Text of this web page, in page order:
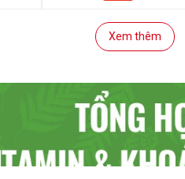
Xem thêm